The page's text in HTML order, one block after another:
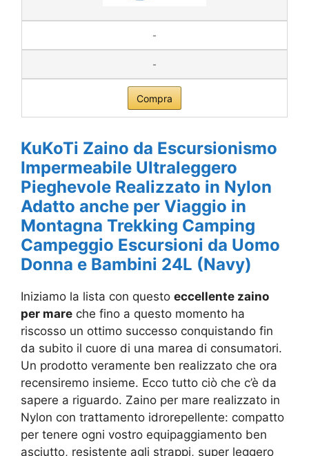
-
-
Compra
KuKoTi Zaino da Escursionismo
Impermeabile Ultraleggero
Pieghevole Realizzato in Nylon
Adatto anche per Viaggio in
Montagna Trekking Camping
Campeggio Escursioni da Uomo
Donna e Bambini 24L (Navy)
Iniziamo la lista con questo eccellente zaino
per mare che fino a questo momento ha
riscosso un ottimo successo conquistando fin
da subito il cuore di una marea di consumatori.
Un prodotto veramente ben realizzato che ora
recensiremo insieme. Ecco tutto ciò che c’è da
sapere a riguardo. Zaino per mare realizzato in
Nylon con trattamento idrorepellente: compatto
per tenere ogni vostro equipaggiamento ben
asciutto, resistente agli strappi, super leggero